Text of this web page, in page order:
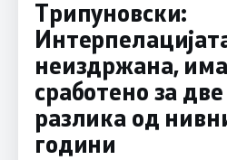
Трипуновски:
неиздржана,
сработено за
разлика од
години